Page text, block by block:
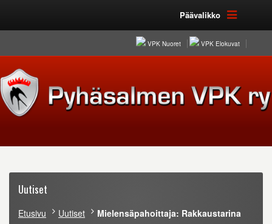
Päävalikko
VPK Nuoret VPK Elokuvat
Uutiset
Etusivu Uutiset Mielensäpahoittaja: Rakkaustarina